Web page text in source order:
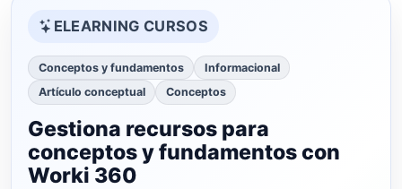
ELEARNING CURSOS
Conceptos y fundamentos
Informacional
Artículo conceptual
Conceptos
Gestiona recursos para
conceptos y fundamentos con
Worki 360